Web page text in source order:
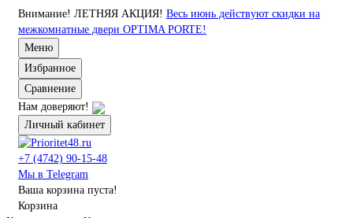
Внимание! ЛЕТНЯЯ АКЦИЯ! Весь июнь действуют скидки на
межкомнатные двери OPTIMA PORTE!
Меню
Избранное
Сравнение
Нам доверяют!
Личный кабинет
+7 (4742) 90-15-48
Мы в Telegram
Ваша корзина пуста!
Корзина